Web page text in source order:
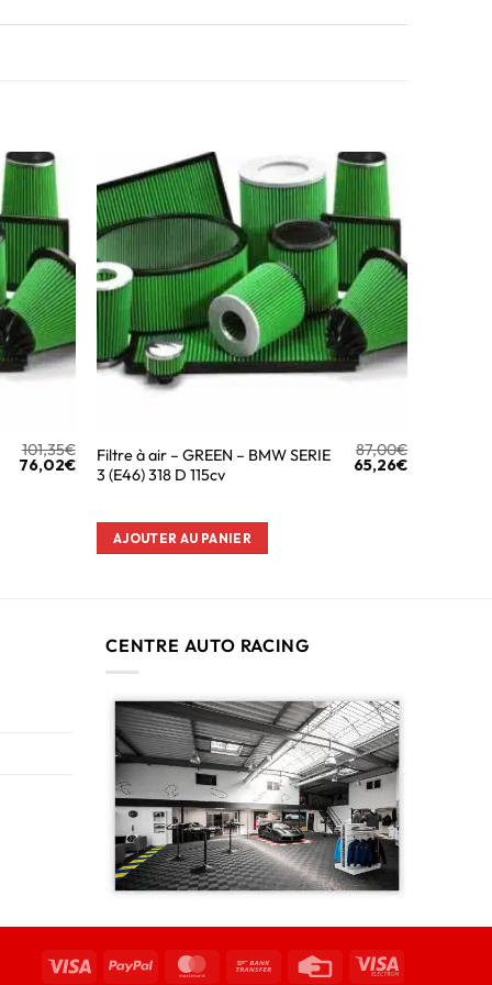
101,35€
76,02€
Filtre à air – GREEN – BMW SERIE
3 (E46) 318 D 115cv
87,00€
65,26€
AJOUTER AU PANIER
CENTRE AUTO RACING